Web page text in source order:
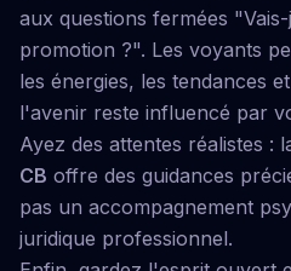
aux questions fermées
promotion ?". Les voyants
les énergies, les tendances
l'avenir reste influencé par
Ayez des attentes réalistes :
CB offre des guidances
pas un accompagnement
juridique professionnel.